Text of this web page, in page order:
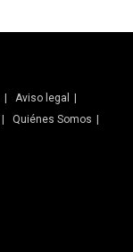
Aviso legal
Quiénes Somos